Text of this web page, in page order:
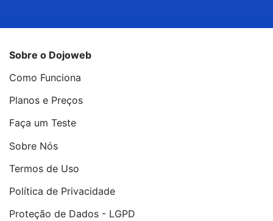
Sobre o Dojoweb
Como Funciona
Planos e Preços
Faça um Teste
Sobre Nós
Termos de Uso
Política de Privacidade
Proteção de Dados - LGPD